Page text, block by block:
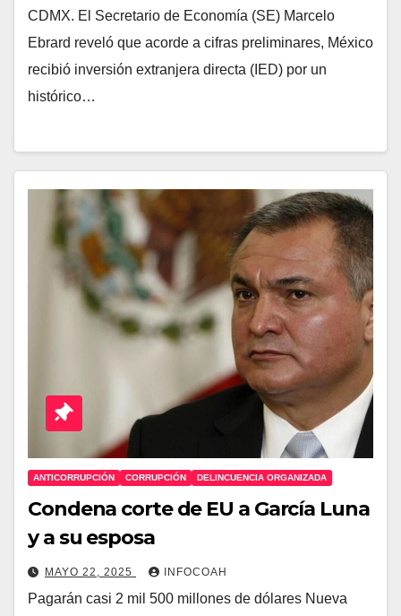
CDMX. El Secretario de Economía (SE) Marcelo
Ebrard reveló que acorde a cifras preliminares, México
recibió inversión extranjera directa (IED) por un
histórico…
ANTICORRUPCIÓN CORRUPCIÓN DELINCUENCIA ORGANIZADA
Condena corte de EU a García Luna
y a su esposa
MAYO 22, 2025 INFOCOAH
Pagarán casi 2 mil 500 millones de dólares Nueva